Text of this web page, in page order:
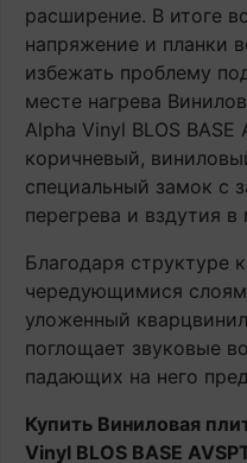
расширение. В итоге
напряжение и планки
избежать проблему
месте нагрева
Alpha Vinyl BLOS
коричневый,
специальный замок с
перегрева и вздутия
Благодаря структуре
чередующимися
уложенный
поглощает звуковые
падающих на него
Купить Виниловая
Vinyl BLOS BASE